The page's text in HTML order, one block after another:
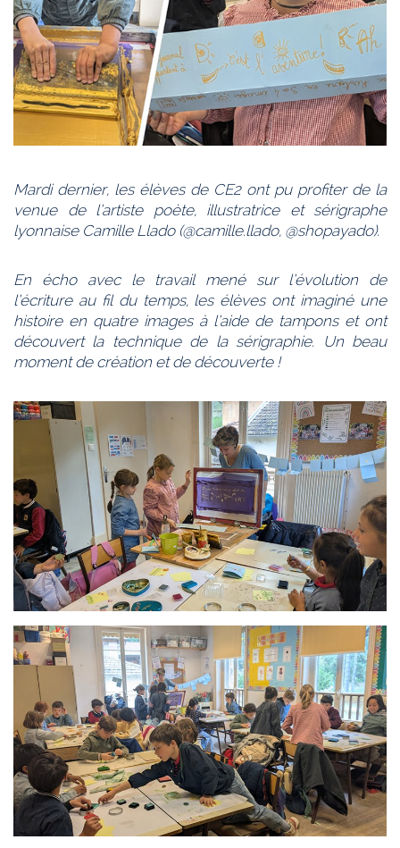
Mardi dernier, les élèves de CE2 ont pu profiter de la
venue de l’artiste poète, illustratrice et sérigraphe
lyonnaise Camille Llado (@camille.llado, @shopayado).
En écho avec le travail mené sur l’évolution de
l’écriture au fil du temps, les élèves ont imaginé une
histoire en quatre images à l’aide de tampons et ont
découvert la technique de la sérigraphie. Un beau
moment de création et de découverte !